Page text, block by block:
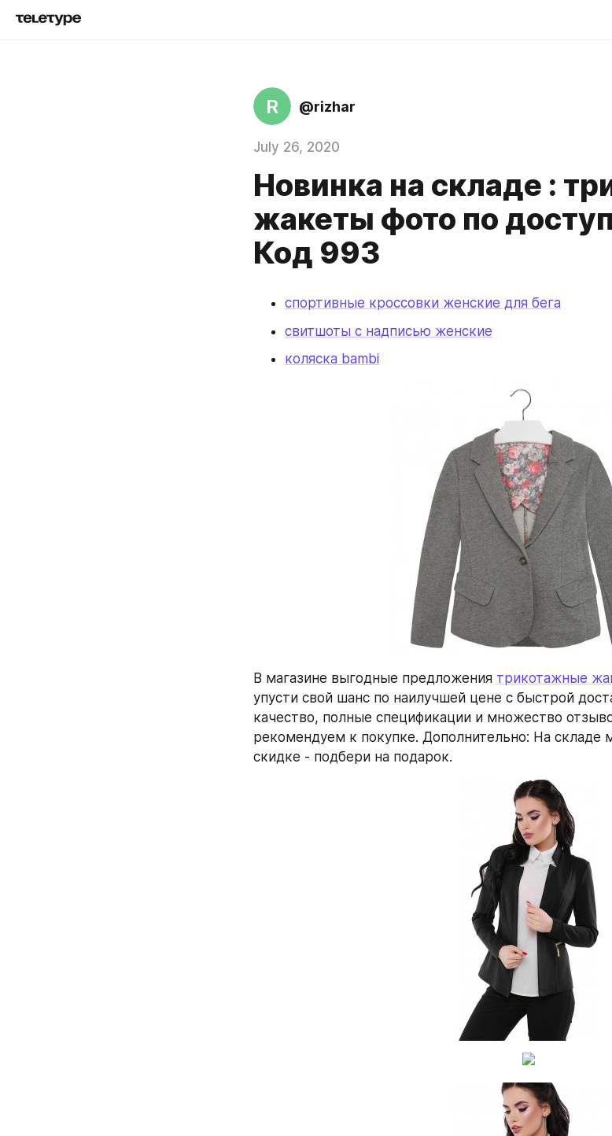
R @rizhar
July 26, 2020
Новинка на складе :
жакеты фото по
Код 993
спортивные кроссовки женские для бега
свитшоты с надписью женские
коляска bambi
В магазине выгодные предложения трикотажные
упусти свой шанс по наилучшей цене с быстрой
качество, полные спецификации и множество
рекомендуем к покупке. Дополнительно: На складе
скидке - подбери на подарок.